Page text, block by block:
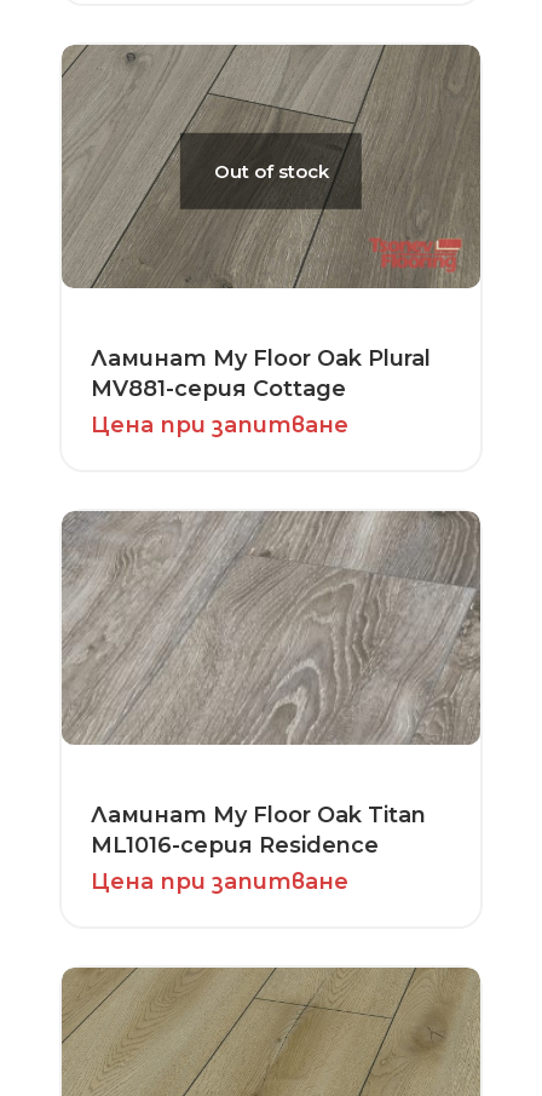
Out of stock
Ламинат My Floor Oak Plural
MV881-серия Cottage
Цена при запитване
Ламинат My Floor Oak Titan
ML1016-серия Residence
Цена при запитване